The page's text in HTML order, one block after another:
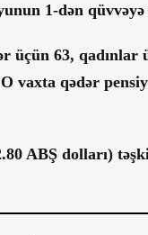
1-dən qüvvəyə
üçün 63, qadınlar
vaxta qədər
ABŞ dolları)